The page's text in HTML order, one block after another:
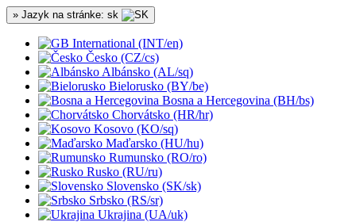
» Jazyk na stránke: sk
International (INT/en)
Česko (CZ/cs)
Albánsko (AL/sq)
Bielorusko (BY/be)
Bosna a Hercegovina (BH/bs)
Chorvátsko (HR/hr)
Kosovo (KO/sq)
Maďarsko (HU/hu)
Rumunsko (RO/ro)
Rusko (RU/ru)
Slovensko (SK/sk)
Srbsko (RS/sr)
Ukrajina (UA/uk)